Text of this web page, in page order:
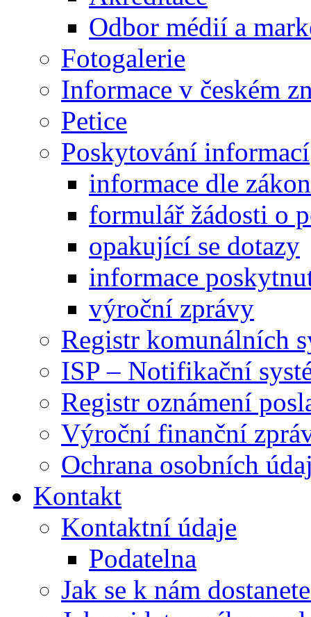
Odbor médií a
Fotogalerie
Informace v českém
Petice
Poskytování informací
informace dle
formulář žádosti o
opakující se dotazy
informace
výroční zprávy
Registr komunálních
ISP – Notifikační
Registr oznámení
Výroční finanční
Ochrana osobních
Kontakt
Kontaktní údaje
Podatelna
Jak se k nám